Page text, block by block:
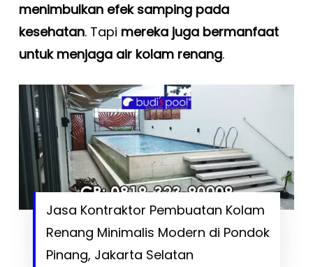
menimbulkan efek samping pada
kesehatan. Tapi mereka juga bermanfaat
untuk menjaga air kolam renang.
Jasa Kontraktor Pembuatan Kolam
Renang Minimalis Modern di Pondok
Pinang, Jakarta Selatan